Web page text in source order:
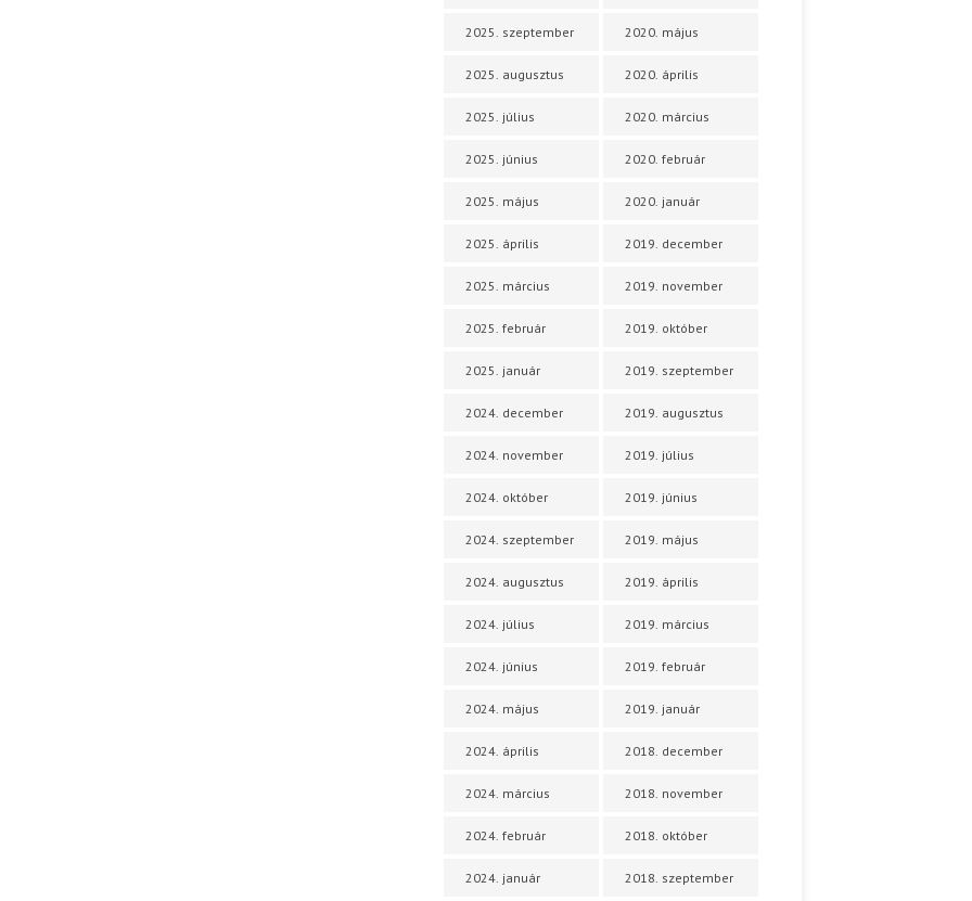
2025. szeptember
2025. augusztus
2025. július
2025. június
2025. május
2025. április
2025. március
2025. február
2025. január
2024. december
2024. november
2024. október
2024. szeptember
2024. augusztus
2024. július
2024. június
2024. május
2024. április
2024. március
2024. február
2024. január
2020. május
2020. április
2020. március
2020. február
2020. január
2019. december
2019. november
2019. október
2019. szeptember
2019. augusztus
2019. július
2019. június
2019. május
2019. április
2019. március
2019. február
2019. január
2018. december
2018. november
2018. október
2018. szeptember